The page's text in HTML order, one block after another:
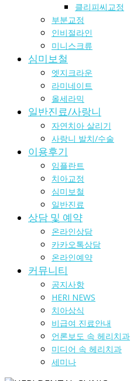
클리피씨교정
부분교정
인비절라인
미니스크류
심미보철
엣지크라운
라미네이트
올세라믹
일반진료/사랑니
자연치아 살리기
사랑니 발치/수술
이용후기
임플란트
치아교정
심미보철
일반진료
상담 및 예약
온라인상담
카카오톡상담
온라인예약
커뮤니티
공지사항
HERI NEWS
치아상식
비급여 진료안내
언론보도 속 헤리치과
미디어 속 헤리치과
세미나